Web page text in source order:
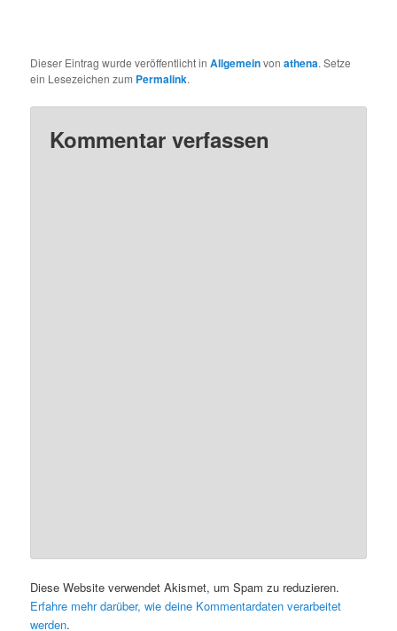
Dieser Eintrag wurde veröffentlicht inAllgemeinvonathena. Setze
ein Lesezeichen zum Permalink.
Kommentar verfassen
Diese Website verwendet Akismet, um Spam zu reduzieren.
Erfahre mehr darüber, wie deine Kommentardaten verarbeitet
werden.